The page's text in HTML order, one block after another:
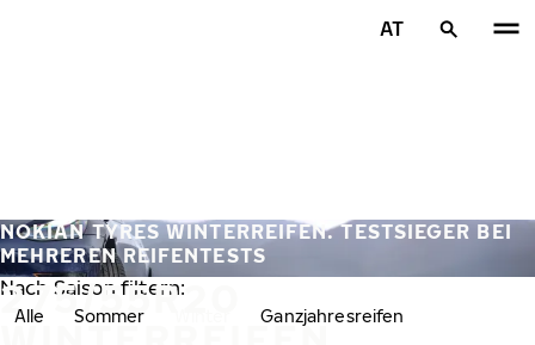
AT
275/55R20
NOKIAN TYRES WINTERREIFEN. TESTSIEGER BEI
MEHREREN REIFENTESTS
Nach Saison filtern:
Alle Sommer Ganzjahresreifen